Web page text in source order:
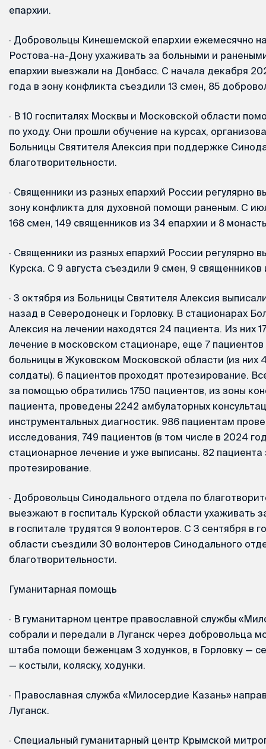
епархии.
· Добровольцы Кинешемской епархии ежемесячно
Ростова-на-Дону ухаживать за больными и
епархии выезжали на Донбасс. С начала декабря
года в зону конфликта съездили 13 смен, 85
· В 10 госпиталях Москвы и Московской области
по уходу. Они прошли обучение на курсах,
Больницы Святителя Алексия при поддержке
благотворительности.
· Священники из разных епархий России регулярно
зону конфликта для духовной помощи раненым. С
168 смен, 149 священников из 34 епархии и 8
· Священники из разных епархий России регулярно
Курска. С 9 августа съездили 9 смен, 9 священников
· 3 октября из Больницы Святителя Алексия
назад в Северодонецк и Горловку. В стационарах
Алексия на лечении находятся 24 пациента. Из них
лечение в московском стационаре, еще 7
больницы в Жуковском Московской области (из них
солдаты). 6 пациентов проходят протезирование.
за помощью обратились 1750 пациентов, из зоны
пациента, проведены 2242 амбулаторных
инструментальных диагностик. 986 пациентам
исследования, 749 пациентов (в том числе в 2024
стационарное лечение и уже выписаны. 82
протезирование.
· Добровольцы Синодального отдела по
выезжают в госпиталь Курской области ухаживать
в госпитале трудятся 9 волонтеров. С 3 сентября в
области съездили 30 волонтеров Синодального
благотворительности.
Гуманитарная помощь
· В гуманитарном центре православной службы
собрали и передали в Луганск через добровольца
штаба помощи беженцам 3 ходунков, в Горловку —
— костыли, коляску, ходунки.
· Православная служба «Милосердие Казань»
Луганск.
· Специальный гуманитарный центр Крымской